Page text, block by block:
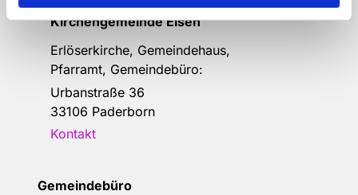
Anschrift der evang.- Luth.
Kirchengemeinde Elsen
Erlöserkirche, Gemeindehaus,
Pfarramt, Gemeindebüro:
Urbanstraße 36
33106 Paderborn
Kontakt
Gemeindebüro